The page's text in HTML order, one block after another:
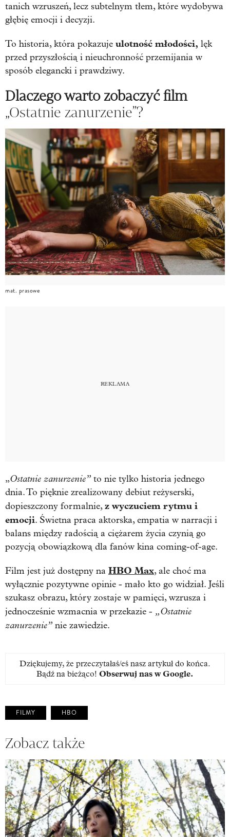
tanich wzruszeń, lecz subtelnym tłem, które wydobywa
głębię emocji i decyzji.
To historia, która pokazuje ulotność młodości, lęk
przed przyszłością i nieuchronność przemijania w
sposób elegancki i prawdziwy.
Dlaczego warto zobaczyć film
„Ostatnie zanurzenie”?
mat. prasowe
„Ostatnie zanurzenie” to nie tylko historia jednego
dnia. To pięknie zrealizowany debiut reżyserski,
dopieszczony formalnie,z wyczuciem rytmu i
emocji. Świetna praca aktorska, empatia w narracji i
balans między radością a ciężarem życia czynią go
pozycją obowiązkową dla fanów kina coming-of-age.
Film jest już dostępny na HBO Max, ale choć ma
wyłącznie pozytywne opinie - mało kto go widział. Jeśli
szukasz obrazu, który zostaje w pamięci, wzrusza i
jednocześnie wzmacnia w przekazie - „Ostatnie
zanurzenie” nie zawiedzie.
Dziękujemy, że przeczytałaś/eś nasz artykuł do końca.
Bądź na bieżąco! Obserwuj nas w Google.
FILMY HBO
Zobacz także